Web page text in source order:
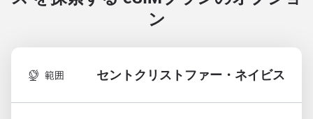
ン
範囲 セントクリストファー・ネイビス